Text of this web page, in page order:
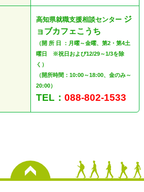
高知県就職支援相談センター ジ
ョブカフェこうち
（開 所 日 ：月曜～金曜、第2・第4土
曜日 ※祝日および12/29～1/3を除
く）
（開所時間：10:00～18:00、金のみ～
20:00）
TEL： 088-802-1533